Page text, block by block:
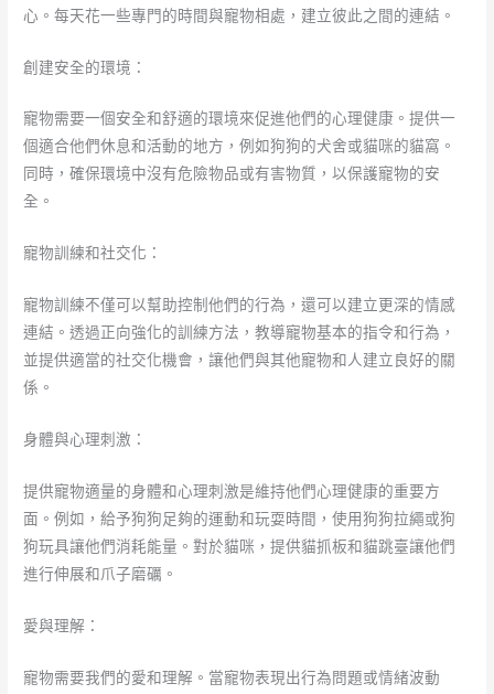
心。每天花一些專門的時間與寵物相處，建立彼此之間的連結。
創建安全的環境：
寵物需要一個安全和舒適的環境來促進他們的心理健康。提供一
個適合他們休息和活動的地方，例如狗狗的犬舍或貓咪的貓窩。
同時，確保環境中沒有危險物品或有害物質，以保護寵物的安
全。
寵物訓練和社交化：
寵物訓練不僅可以幫助控制他們的行為，還可以建立更深的情感
連結。透過正向強化的訓練方法，教導寵物基本的指令和行為，
並提供適當的社交化機會，讓他們與其他寵物和人建立良好的關
係。
身體與心理刺激：
提供寵物適量的身體和心理刺激是維持他們心理健康的重要方
面。例如，給予狗狗足夠的運動和玩耍時間，使用狗狗拉繩或狗
狗玩具讓他們消耗能量。對於貓咪，提供貓抓板和貓跳臺讓他們
進行伸展和爪子磨礪。
愛與理解：
寵物需要我們的愛和理解。當寵物表現出行為問題或情緒波動